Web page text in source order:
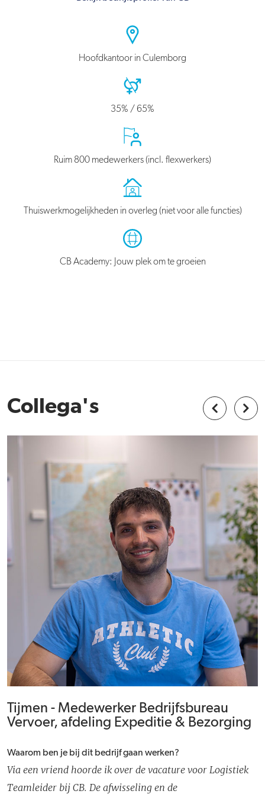
Hoofdkantoor in Culemborg
35% / 65%
Ruim 800 medewerkers (incl. flexwerkers)
Thuiswerkmogelijkheden in overleg (niet voor alle functies)
CB Academy: Jouw plek om te groeien
Collega's
Tijmen - Medewerker Bedrijfsbureau
Vervoer, afdeling Expeditie & Bezorging
Waarom ben je bij dit bedrijf gaan werken?
Via een vriend hoorde ik over de vacature voor Logistiek
Teamleider bij CB. De afwisseling en de